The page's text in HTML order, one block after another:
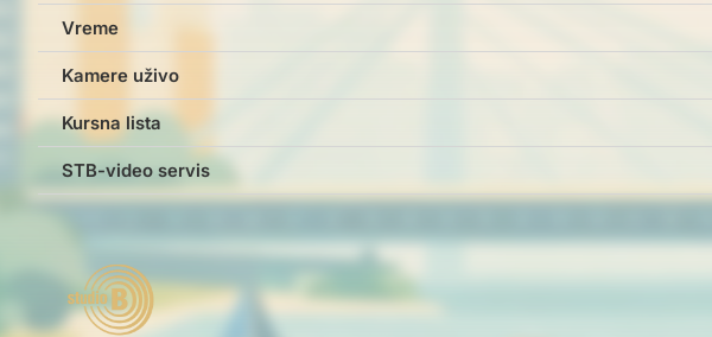
Vreme
Kamere uživo
Kursna lista
STB-video servis